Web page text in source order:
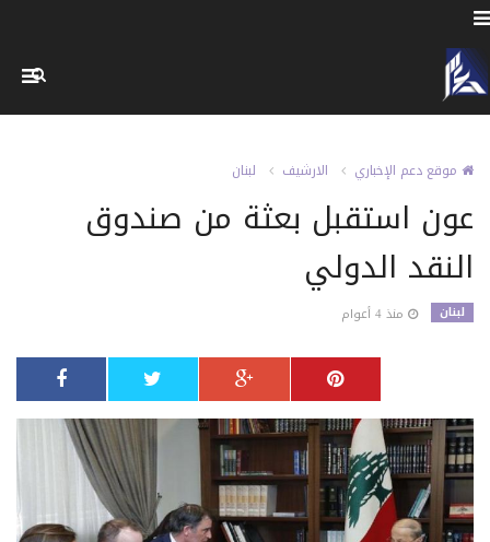
موقع دعم الإخباري الارشيف لبنان
عون استقبل بعثة من صندوق
النقد الدولي
لبنان منذ 4 أعوام